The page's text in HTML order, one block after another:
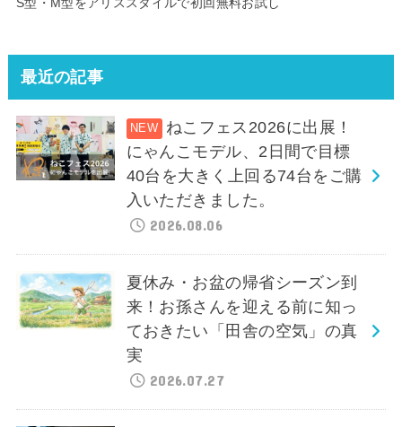
最近の記事
ねこフェス2026に出展！
にゃんこモデル、2日間で目標
40台を大きく上回る74台をご購
入いただきました。
2026.08.06
夏休み・お盆の帰省シーズン到
来！お孫さんを迎える前に知っ
ておきたい「田舎の空気」の真
実
2026.07.27